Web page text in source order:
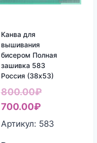
Канва для
вышивания
бисером Полная
зашивка 583
Россия (38х53)
800.00₽
составляла
700.00₽Текущая
цена:
Артикул: 583